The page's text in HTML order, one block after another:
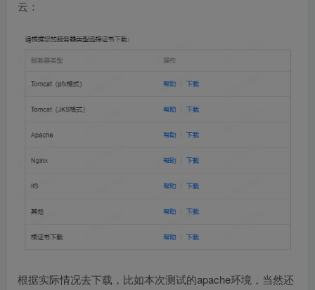
云：
根据实际情况去下载，比如本次测试的apache环境，当然还